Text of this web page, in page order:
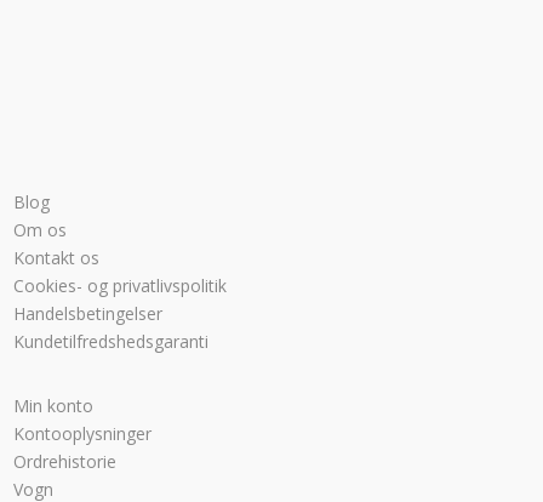
Blog
Om os
Kontakt os
Cookies- og privatlivspolitik
Handelsbetingelser
Kundetilfredshedsgaranti
Min konto
Kontooplysninger
Ordrehistorie
Vogn